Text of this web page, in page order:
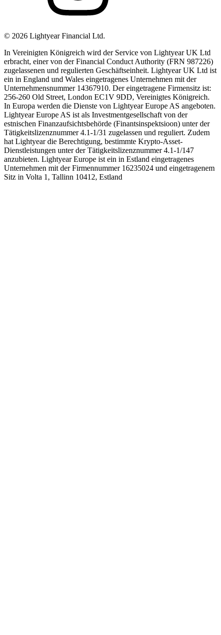
© 2026 Lightyear Financial Ltd.
In Vereinigten Königreich wird der Service von Lightyear UK Ltd
erbracht, einer von der Financial Conduct Authority (FRN 987226)
zugelassenen und regulierten Geschäftseinheit. Lightyear UK Ltd ist
ein in England und Wales eingetragenes Unternehmen mit der
Unternehmensnummer 14367910. Der eingetragene Firmensitz ist:
256-260 Old Street, London EC1V 9DD, Vereinigtes Königreich.
In Europa werden die Dienste von Lightyear Europe AS angeboten.
Lightyear Europe AS ist als Investmentgesellschaft von der
estnischen Finanzaufsichtsbehörde (Finantsinspektsioon) unter der
Tätigkeitslizenznummer 4.1-1/31 zugelassen und reguliert. Zudem
hat Lightyear die Berechtigung, bestimmte Krypto-Asset-
Dienstleistungen unter der Tätigkeitslizenznummer 4.1-1/147
anzubieten. Lightyear Europe ist ein in Estland eingetragenes
Unternehmen mit der Firmennummer 16235024 und eingetragenem
Sitz in Volta 1, Tallinn 10412, Estland